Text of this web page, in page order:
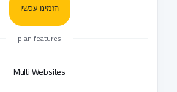
הזמינו עכשיו
plan features
Multi Websites